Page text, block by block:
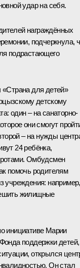
удар на себя.
награждённых
подчеркнула,
подрастающего
«Страна для детей»
детскому
один – на санаторно-
они смогут
– на нужды
24 ребёнка,
Омбудсмен
помочь родителям
учреждения: например,
жилищные
инициативе Марии
поддержки детей,
открылся
Он стал